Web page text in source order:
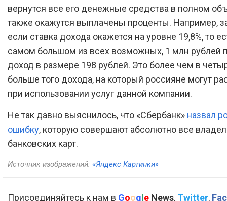
вернутся все его денежные средства в полном
также окажутся выплачены проценты. Например,
если ставка дохода окажется на уровне 19,8%, то
самом большом из всех возможных, 1 млн рублей
доход в размере 198 рублей. Это более чем в
больше того дохода, на который россияне могут
при использовании услуг данной компании.
Не так давно выяснилось, что «Сбербанк» назвал
ошибку, которую совершают абсолютно все
банковских карт.
Источник изображений: «Яндекс Картинки»
Присоединяйтесь к нам в Google News, Twitter,